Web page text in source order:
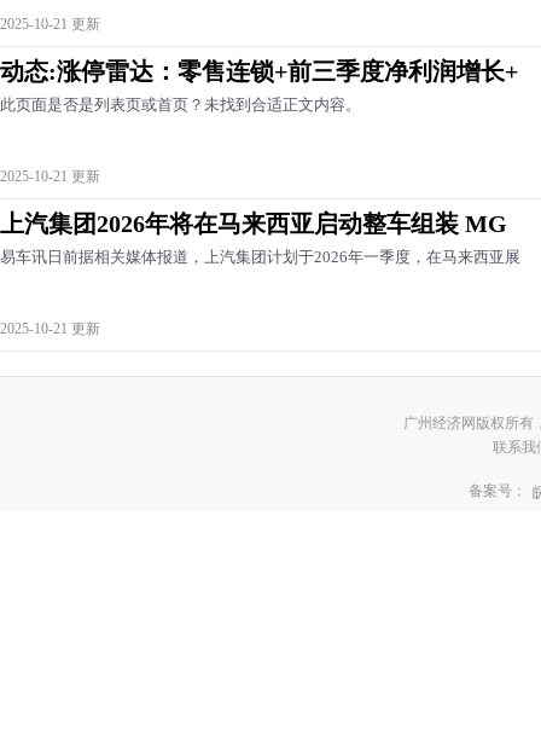
2025-10-21 更新
动态:涨停雷达：零售连锁+前三季度净利润增长+
此页面是否是列表页或首页？未找到合适正文内容。
2025-10-21 更新
上汽集团2026年将在马来西亚启动整车组装 MG
易车讯日前据相关媒体报道，上汽集团计划于2026年一季度，在马来西亚展
2025-10-21 更新
广州经济网版权所有
联系我
备案号：